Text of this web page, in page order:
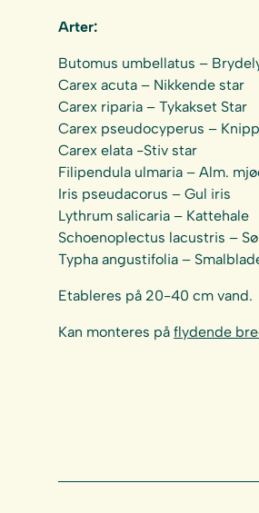
Arter:
Butomus umbellatus –
Carex acuta – Nikkende star
Carex riparia – Tykakset Star
Carex pseudocyperus –
Carex elata -Stiv star
Filipendula ulmaria – Alm.
Iris pseudacorus – Gul iris
Lythrum salicaria – Kattehale
Schoenoplectus lacustris –
Typha angustifolia –
Etableres på 20-40 cm vand.
Kan monteres på flydende